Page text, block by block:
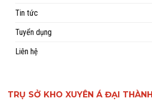
Tin tức
Tuyển dụng
Liên hệ
TRỤ SỞ KHO XUYÊN Á ĐẠI THÀNH